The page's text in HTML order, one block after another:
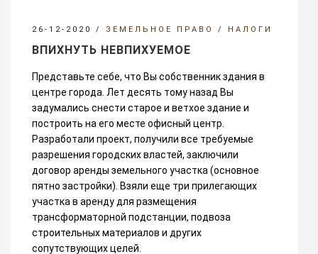
СТАТЬИ
КОНТАКТЫ
26-12-2020 / ЗЕМЕЛЬНОЕ ПРАВО / НАЛОГИ
ВПИХНУТЬ НЕВПИХУЕМОЕ
Представьте себе, что Вы собственник здания в
центре города. Лет десять тому назад Вы
задумались снести старое и ветхое здание и
построить на его месте офисный центр.
Разработали проект, получили все требуемые
разрешения городских властей, заключили
договор аренды земельного участка (основное
пятно застройки). Взяли еще три прилегающих
участка в аренду для размещения
трансформаторной подстанции, подвоза
строительных материалов и других
сопутствующих целей.